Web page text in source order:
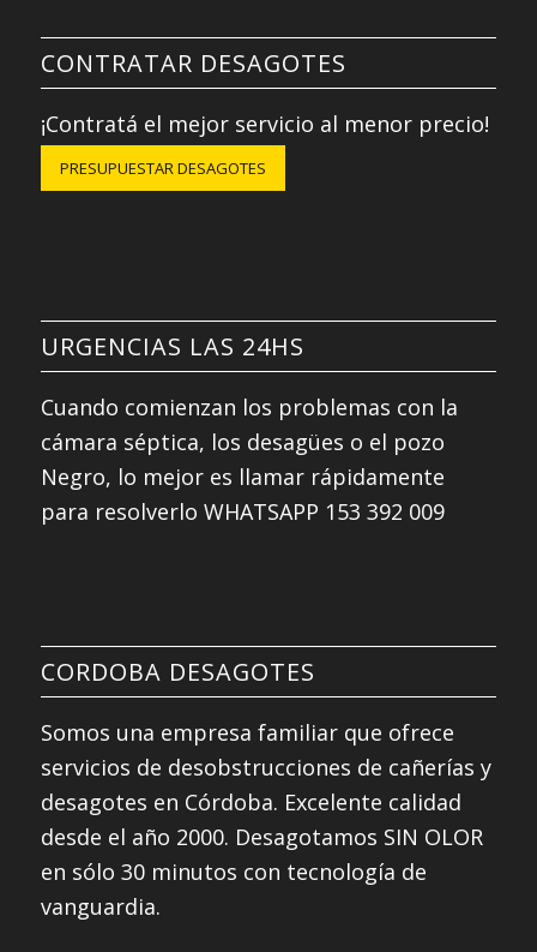
CONTRATAR DESAGOTES
¡Contratá el mejor servicio al menor precio!
PRESUPUESTAR DESAGOTES
URGENCIAS LAS 24HS
Cuando comienzan los problemas con la
cámara séptica, los desagües o el pozo
Negro, lo mejor es llamar rápidamente
para resolverlo WHATSAPP 153 392 009
CORDOBA DESAGOTES
Somos una empresa familiar que ofrece
servicios de desobstrucciones de cañerías y
desagotes en Córdoba. Excelente calidad
desde el año 2000. Desagotamos SIN OLOR
en sólo 30 minutos con tecnología de
vanguardia.